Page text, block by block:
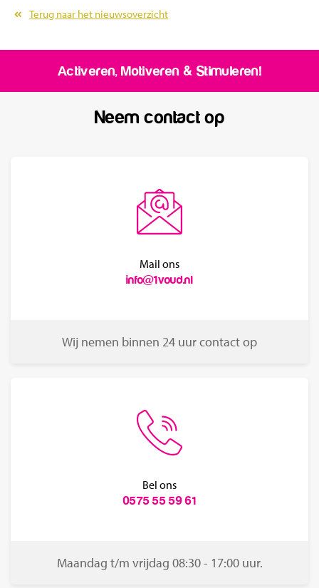
Terug naar het nieuwsoverzicht
Activeren, Motiveren & Stimuleren!
Neem contact op
Mail ons
info@1voud.nl
Wij nemen binnen 24 uur contact op
Bel ons
0575 55 59 61
Maandag t/m vrijdag 08:30 - 17:00 uur.